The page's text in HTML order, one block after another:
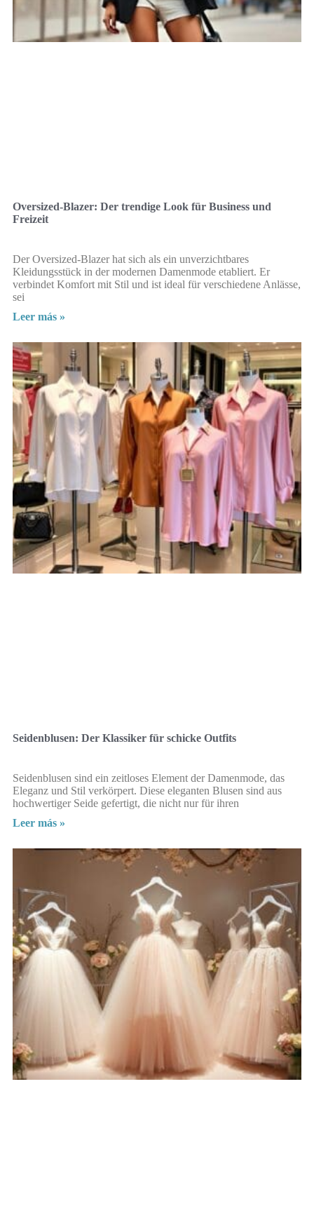
Oversized-Blazer: Der trendige Look für Business und
Freizeit
Der Oversized-Blazer hat sich als ein unverzichtbares
Kleidungsstück in der modernen Damenmode etabliert. Er
verbindet Komfort mit Stil und ist ideal für verschiedene Anlässe,
sei
Leer más »
Seidenblusen: Der Klassiker für schicke Outfits
Seidenblusen sind ein zeitloses Element der Damenmode, das
Eleganz und Stil verkörpert. Diese eleganten Blusen sind aus
hochwertiger Seide gefertigt, die nicht nur für ihren
Leer más »